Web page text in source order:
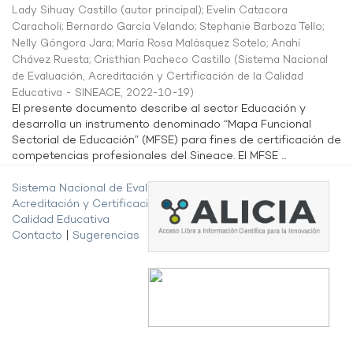
Lady Sihuay Castillo (autor principal); Evelin Catacora
Caracholi; Bernardo García Velando; Stephanie Barboza Tello;
Nelly Góngora Jara; María Rosa Malásquez Sotelo; Anahí
Chávez Ruesta; Cristhian Pacheco Castillo (Sistema Nacional
de Evaluación, Acreditación y Certificación de la Calidad
Educativa - SINEACE, 2022-10-19)
El presente documento describe al sector Educación y
desarrolla un instrumento denominado “Mapa Funcional
Sectorial de Educación” (MFSE) para fines de certificación de
competencias profesionales del Sineace. El MFSE ...
Sistema Nacional de Evaluación,
Acreditación y Certificación de la
Calidad Educativa
Contacto
Sugerencias